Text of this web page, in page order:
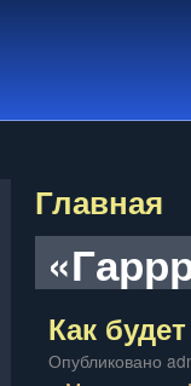
Главная
Как
Опубликовано